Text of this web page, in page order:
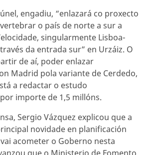
engadiu, “enlazará co proxecto
o país de norte a sur a
singularmente Lisboa-
da entrada sur” en Urzáiz. O
de aí, poder enlazar
Madrid pola variante de Cerdedo,
a redactar o estudo
importe de 1,5 millóns.
Sergio Vázquez explicou que a
novidade en planificación
acometer o Goberno nesta